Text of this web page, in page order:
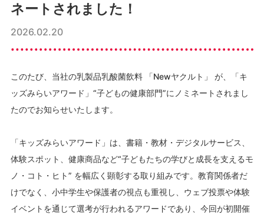
ネートされました！
2026.02.20
このたび、当社の乳製品乳酸菌飲料 「Newヤクルト」 が、「キ
ッズみらいアワード」“子どもの健康部門”にノミネートされまし
たのでお知らせいたします。
「キッズみらいアワード」は、書籍・教材・デジタルサービス、
体験スポット、健康商品など“子どもたちの学びと成長を支えるモ
ノ・コト・ヒト” を幅広く顕彰する取り組みです。教育関係者だ
けでなく、小中学生や保護者の視点も重視し、ウェブ投票や体験
イベントを通じて選考が行われるアワードであり、今回が初開催